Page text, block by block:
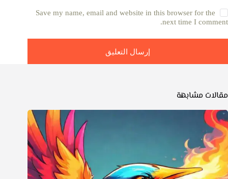
Save my name, email and website in this browser for the
next time I comment.
إرسال التعليق
مقالات مشابهة